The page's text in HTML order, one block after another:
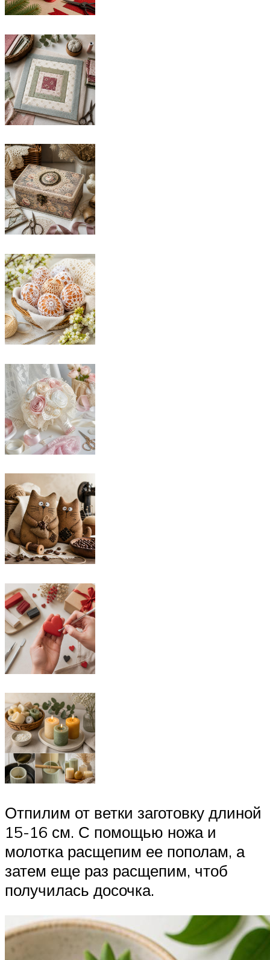
Отпилим от ветки заготовку длиной
15-16 см. С помощью ножа и
молотка расщепим ее пополам, а
затем еще раз расщепим, чтоб
получилась досочка.